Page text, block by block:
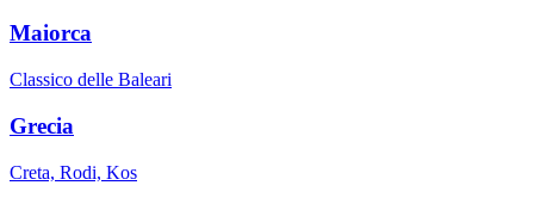
Maiorca
Classico delle Baleari
Grecia
Creta, Rodi, Kos